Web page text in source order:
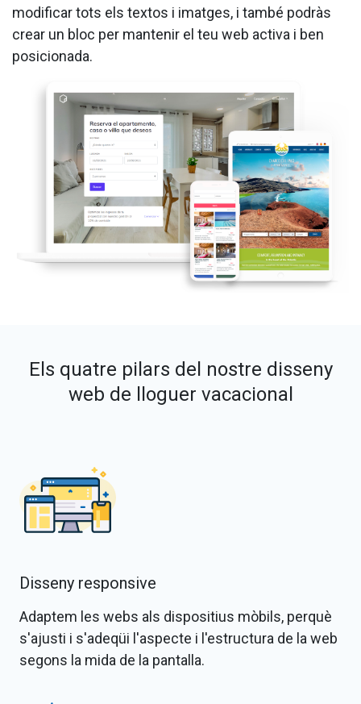
modificar tots els textos i imatges, i també podràs
crear un bloc per mantenir el teu web activa i ben
posicionada.
Els quatre pilars del nostre disseny
web de lloguer vacacional
Disseny responsive
Adaptem les webs als dispositius mòbils, perquè
s'ajusti i s'adeqüi l'aspecte i l'estructura de la web
segons la mida de la pantalla.